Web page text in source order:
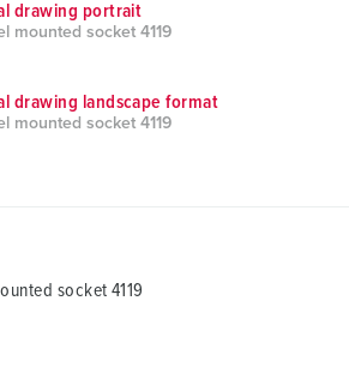
drawing portrait
mounted socket 4119
drawing landscape format
mounted socket 4119
socket 4119